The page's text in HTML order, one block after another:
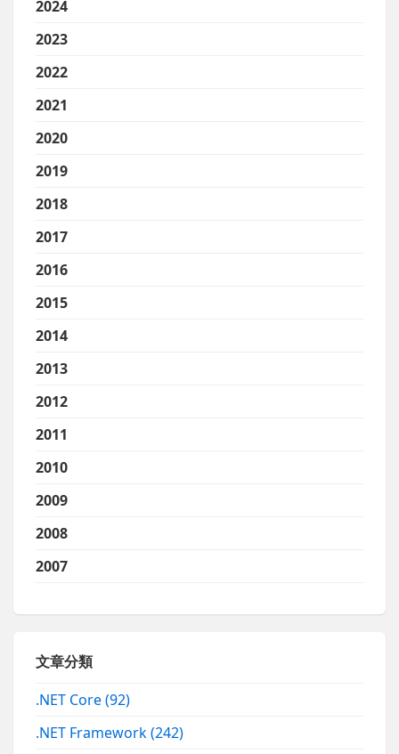
2024
2023
2022
2021
2020
2019
2018
2017
2016
2015
2014
2013
2012
2011
2010
2009
2008
2007
文章分類
.NET Core(92)
.NET Framework(242)